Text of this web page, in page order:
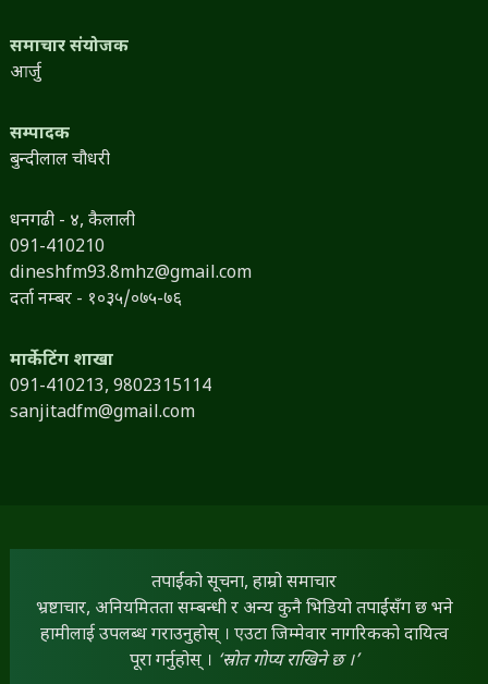
समाचार संयोजक
आर्जु
सम्पादक
बुन्दीलाल चौधरी
धनगढी - ४, कैलाली
091-410210
dineshfm93.8mhz@gmail.com
दर्ता नम्बर - १०३५/०७५-७६
मार्केटिंग शाखा
091-410213, 9802315114
sanjitadfm@gmail.com
तपाईंको सूचना, हाम्रो समाचार
भ्रष्टाचार, अनियमितता सम्बन्धी र अन्य कुनै भिडियो तपाईंसँग छ भने
हामीलाई उपलब्ध गराउनुहोस् । एउटा जिम्मेवार नागरिकको दायित्व
पूरा गर्नुहोस् । ‘स्रोत गोप्य राखिने छ ।’